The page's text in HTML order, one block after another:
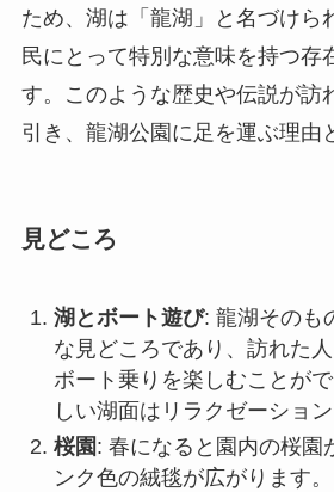
見どころ
湖とボート遊び: 龍湖そのも
な見どころであり、訪れた人
桜園: 春になると園内の桜園
好者や家族連れで賑わいま
ジョギングコース
: 公園内
ギングコースがあり、健康
ンナーに人気があります。
地よく汗を流せます。
植物園: 様々な種類の植物が